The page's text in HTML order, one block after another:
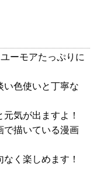
ーモアたっぷりに
い色使いと丁寧な
気が出ますよ！
で描いている漫画
く楽しめます！